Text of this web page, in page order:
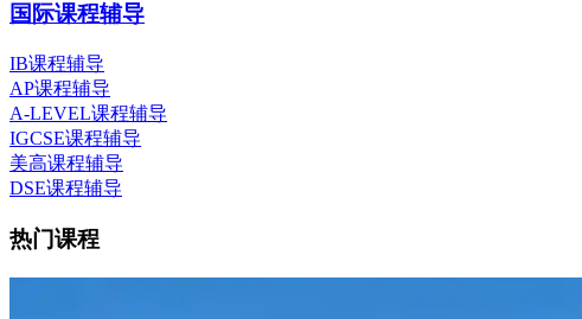
国际课程辅导
IB课程辅导
AP课程辅导
A-LEVEL课程辅导
IGCSE课程辅导
美高课程辅导
DSE课程辅导
热门课程